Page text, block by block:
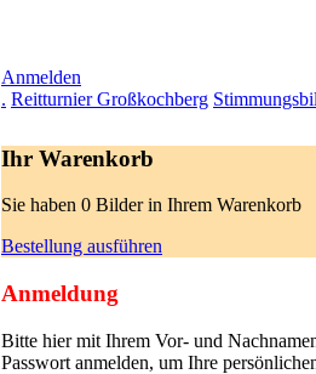
Anmelden
. Reitturnier Großkochberg
Ihr Warenkorb
Sie haben 0 Bilder in Ihrem Warenkorb
Bestellung ausführen
Anmeldung
Bitte hier mit Ihrem Vor- und
Passwort anmelden, um Ihre